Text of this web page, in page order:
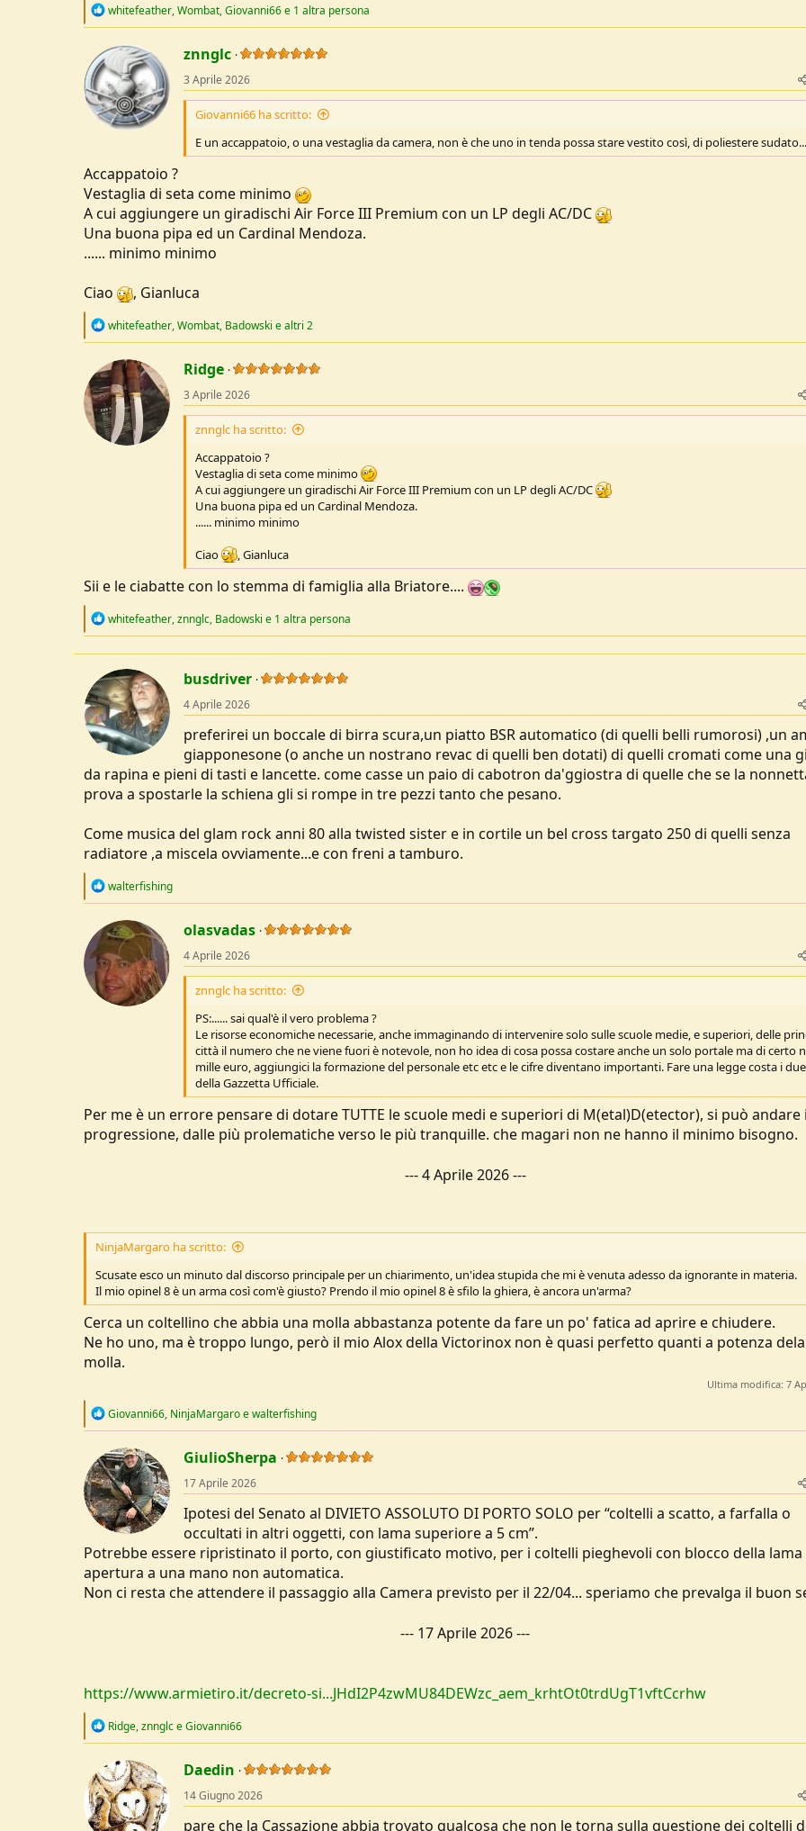
R
c
t
i
o
n
s
whitefeather,Wombat,Giovanni66e 1 altra persona
znnglc
3 Aprile 2026
Giovanni66 ha scritto:
E un accappatoio, o una vestaglia da camera, non è che uno in tenda possa stare vestito così, di poliestere sudato...
Accappatoio ?
Vestaglia di seta come minimo
A cui aggiungere un giradischi Air Force III Premium con un LP degli AC/DC
Una buona pipa ed un Cardinal Mendoza.
...... minimo minimo
Ciao
, Gianluca
R
c
t
i
o
n
s
whitefeather,Wombat, Badowski e altri 2
Ridge
3 Aprile 2026
znnglc ha scritto:
Accappatoio ?
Vestaglia di seta come minimo
A cui aggiungere un giradischi Air Force III Premium con un LP degli AC/DC
Una buona pipa ed un Cardinal Mendoza.
...... minimo minimo
Ciao
, Gianluca
Sii e le ciabatte con lo stemma di famiglia alla Briatore....
R
t
i
o
n
s
:
whitefeather,znnglc, Badowski e 1 altra persona
busdriver
4 Aprile 2026
preferirei un boccale di birra scura,un piatto BSR automatico (di quelli belli rumorosi) ,un
giapponesone (o anche un nostrano revac di quelli ben dotati) di quelli cromati come una
da rapina e pieni di tasti e lancette. come casse un paio di cabotron da'ggiostra di quelle che se la
prova a spostarle la schiena gli si rompe in tre pezzi tanto che pesano.
Come musica del glam rock anni 80 alla twisted sister e in cortile un bel cross targato 250 di quelli senza
radiatore ,a miscela ovviamente...e con freni a tamburo.
R
c
t
i
o
n
s
walterfishing
olasvadas
4 Aprile 2026
znnglc ha scritto:
PS:...... sai qual'è il vero problema ?
Le risorse economiche necessarie, anche immaginando di intervenire solo sulle scuole medie, e superiori, delle
città il numero che ne viene fuori è notevole, non ho idea di cosa possa costare anche un solo portale ma di certo
mille euro, aggiungici la formazione del personale etc etc e le cifre diventano importanti. Fare una legge costa i
della Gazzetta Ufficiale.
Per me è un errore pensare di dotare TUTTE le scuole medi e superiori di M(etal)D(etector), si può andare
progressione, dalle più prolematiche verso le più tranquille. che magari non ne hanno il minimo bisogno.
---4 Aprile 2026---
NinjaMargaro ha scritto:
Scusate esco un minuto dal discorso principale per un chiarimento, un'idea stupida che mi è venuta adesso da ignorante in materia.
Il mio opinel 8 è un arma così com'è giusto? Prendo il mio opinel 8 è sfilo la ghiera, è ancora un'arma?
Cerca un coltellino che abbia una molla abbastanza potente da fare un po' fatica ad aprire e chiudere.
Ne ho uno, ma è troppo lungo, però il mio Alox della Victorinox non è quasi perfetto quanti a potenza dela
molla.
Ultima modifica: 7
R
c
t
i
o
n
s
Giovanni66, NinjaMargaroewalterfishing
GiulioSherpa
17 Aprile 2026
Ipotesi del Senato al DIVIETO ASSOLUTO DI PORTO SOLO per “coltelli a scatto, a farfalla o
occultati in altri oggetti, con lama superiore a 5 cm”.
Potrebbe essere ripristinato il porto, con giustificato motivo, per i coltelli pieghevoli con blocco della lama
apertura a una mano non automatica.
Non ci resta che attendere il passaggio alla Camera previsto per il 22/04... speriamo che prevalga il buon
--- 17 Aprile 2026---
https://www.armietiro.it/decreto-si...JHdI2P4zwMU84DEWzc_aem_krhtOt0trdUgT1vftCcrhw
R
c
t
i
o
n
Ridge,znnglceGiovanni66
Daedin
14 Giugno 2026
pare che la Cassazione abbia trovato qualcosa che non le torna sulla questione dei coltelli